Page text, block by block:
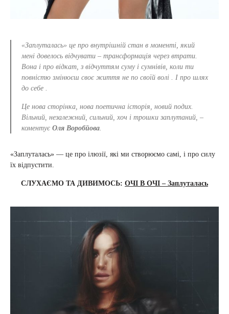
«Заплуталась» це про внутрішній стан в моменті, який
мені довелось відчувати – трансформація через втрати.
Вона і про відкат, з відчуттям суму і сумнівів, коли ти
повністю змінюєш своє життя не по своїй волі . І про шлях
до себе .
Це нова сторінка, нова поетична історія, новий подих.
Вільний, незалежний, сильний, хоч і трошки заплутаний, –
коментує Оля Воробйова.
«Заплуталась» — це про ілюзії, які ми створюємо самі, і про силу
їх відпустити.
СЛУХАЄМО ТА ДИВИМОСЬ: ОЧІ В ОЧІ – Заплуталась